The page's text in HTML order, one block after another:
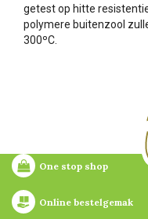
getest op hitte
polymere buitenzool
300ºC.
One stop shop
Online bestelgemak